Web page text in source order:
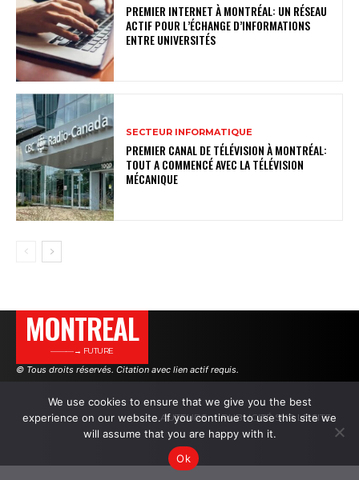
PREMIER INTERNET À MONTRÉAL: UN RÉSEAU
ACTIF POUR L’ÉCHANGE D’INFORMATIONS
ENTRE UNIVERSITÉS
SECTEUR INFORMATIQUE
PREMIER CANAL DE TÉLÉVISION À MONTRÉAL:
TOUT A COMMENCÉ AVEC LA TÉLÉVISION
MÉCANIQUE
MONTREAL
———→ FUTURE
© Tous droits réservés. Citation avec lien actif requis.
AUTEURS PUBLICITÉ SUR LE SITE
We use cookies to ensure that we give you the best
experience on our website. If you continue to use this site we
will assume that you are happy with it.
Ok